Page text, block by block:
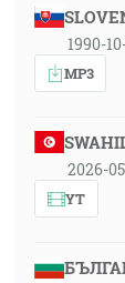
1990-
MP3
2026-
YT